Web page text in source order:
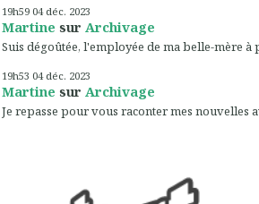
19h59 04 déc. 2023
Martine sur Archivage
Suis dégoûtée, l'employée de ma belle-mère à
19h53 04 déc. 2023
Martine sur Archivage
Je repasse pour vous raconter mes nouvelles